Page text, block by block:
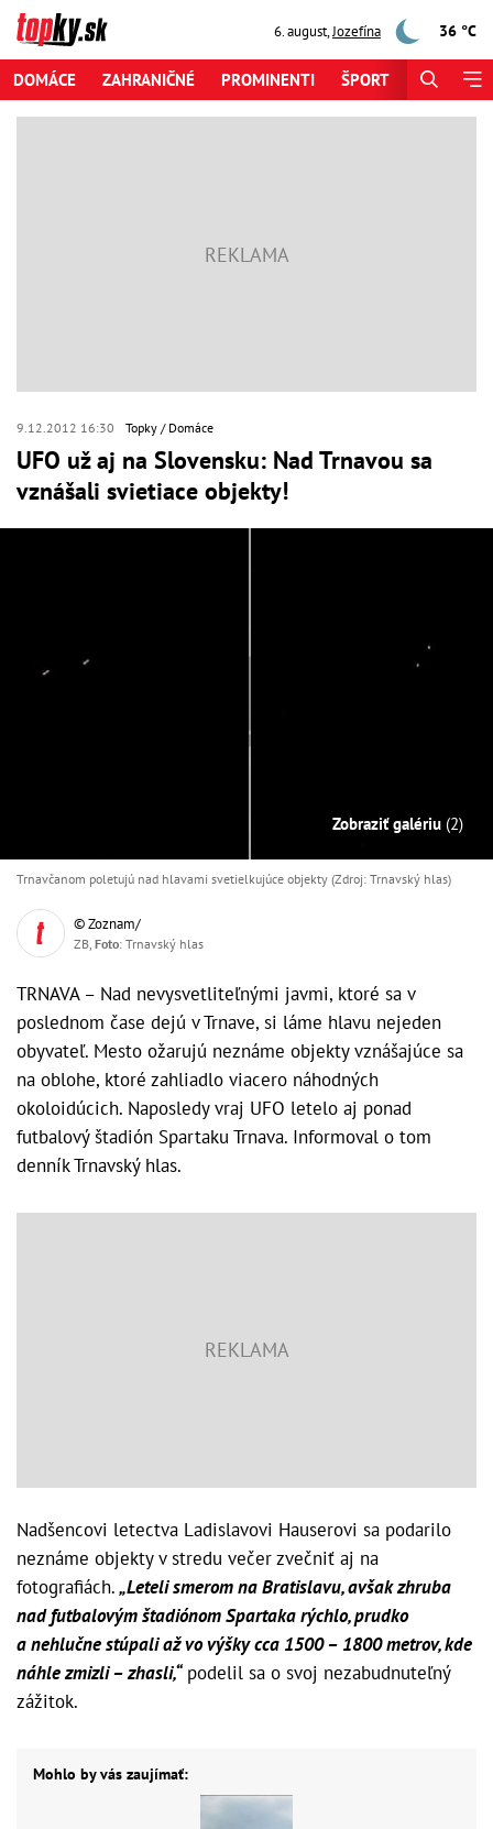
6. august,Jozefína 36 °C
DOMÁCE ZAHRANIČNÉ PROMINENTI ŠPORT
9.12.2012 16:30 Topky Domáce
UFO už aj na Slovensku: Nad Trnavou sa
vznášali svietiace objekty!
Zobraziť galériu (2)
Trnavčanom poletujú nad hlavami svetielkujúce objekty (Zdroj: Trnavský hlas)
© Zoznam/
ZB, Foto: Trnavský hlas
TRNAVA – Nad nevysvetliteľnými javmi, ktoré sa v
poslednom čase dejú v Trnave, si láme hlavu nejeden
obyvateľ. Mesto ožarujú neznáme objekty vznášajúce sa
na oblohe, ktoré zahliadlo viacero náhodných
okoloidúcich. Naposledy vraj UFO letelo aj ponad
futbalový štadión Spartaku Trnava. Informoval o tom
denník Trnavský hlas.
Nadšencovi letectva Ladislavovi Hauserovi sa podarilo
neznáme objekty v stredu večer zvečniť aj na
fotografiách.„Leteli smerom na Bratislavu, avšak zhruba
nad futbalovým štadiónom Spartaka rýchlo, prudko
a nehlučne stúpali až vo výšky cca 1500 – 1800 metrov, kde
náhle zmizli – zhasli,“podelil sa o svoj nezabudnuteľný
zážitok.
Mohlo by vás zaujímať: